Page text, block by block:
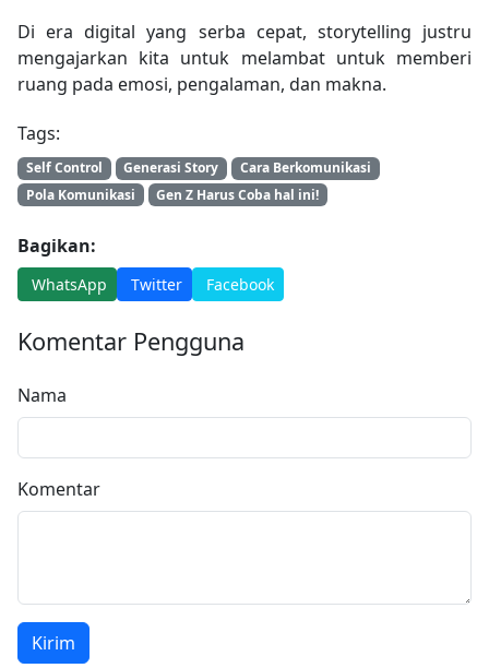
Di era digital yang serba cepat, storytelling justru
mengajarkan kita untuk melambat untuk memberi
ruang pada emosi, pengalaman, dan makna.
Tags:
Self Control Generasi Story
Cara Berkomunikasi
Pola Komunikasi
Gen Z Harus Coba hal ini!
Bagikan:
WhatsApp Twitter Facebook
Komentar Pengguna
Nama
Komentar
Kirim